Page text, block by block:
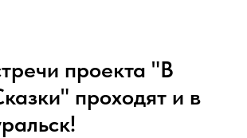
проекта "В
проходят и в